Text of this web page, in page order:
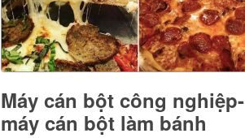
Máy cán bột công nghiệp-
máy cán bột làm bánh